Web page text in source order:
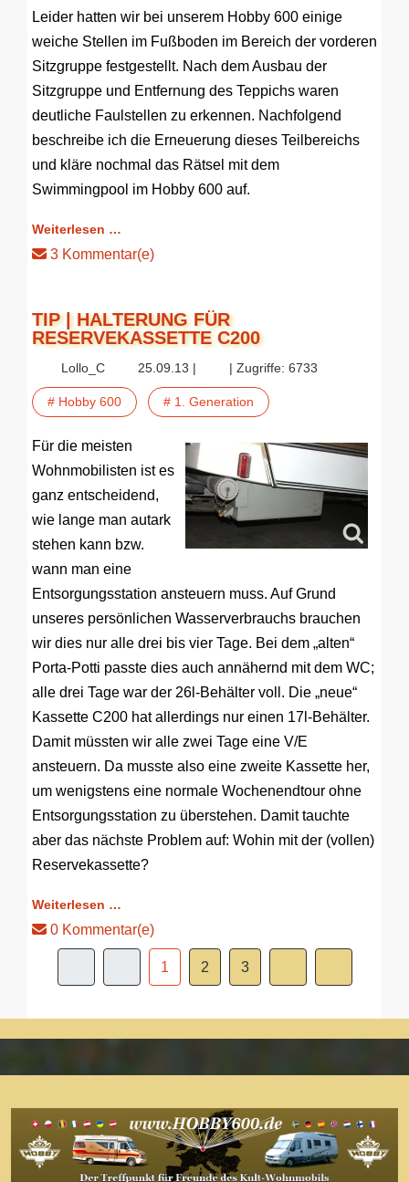
Leider hatten wir bei unserem Hobby 600 einige
weiche Stellen im Fußboden im Bereich der vorderen
Sitzgruppe festgestellt. Nach dem Ausbau der
Sitzgruppe und Entfernung des Teppichs waren
deutliche Faulstellen zu erkennen. Nachfolgend
beschreibe ich die Erneuerung dieses Teilbereichs
und kläre nochmal das Rätsel mit dem
Swimmingpool im Hobby 600 auf.
Weiterlesen …
3 Kommentar(e)
TIP | HALTERUNG FÜR
RESERVEKASSETTE C200
Lollo_C 25.09.13 | | Zugriffe: 6733
# Hobby 600 # 1. Generation
Für die meisten
Wohnmobilisten ist es
ganz entscheidend,
wie lange man autark
stehen kann bzw.
wann man eine
Entsorgungsstation ansteuern muss. Auf Grund
unseres persönlichen Wasserverbrauchs brauchen
wir dies nur alle drei bis vier Tage. Bei dem „alten“
Porta-Potti passte dies auch annähernd mit dem WC;
alle drei Tage war der 26l-Behälter voll. Die „neue“
Kassette C200 hat allerdings nur einen 17l-Behälter.
Damit müssten wir alle zwei Tage eine V/E
ansteuern. Da musste also eine zweite Kassette her,
um wenigstens eine normale Wochenendtour ohne
Entsorgungsstation zu überstehen. Damit tauchte
aber das nächste Problem auf: Wohin mit der (vollen)
Reservekassette?
Weiterlesen …
0 Kommentar(e)
1 2 3